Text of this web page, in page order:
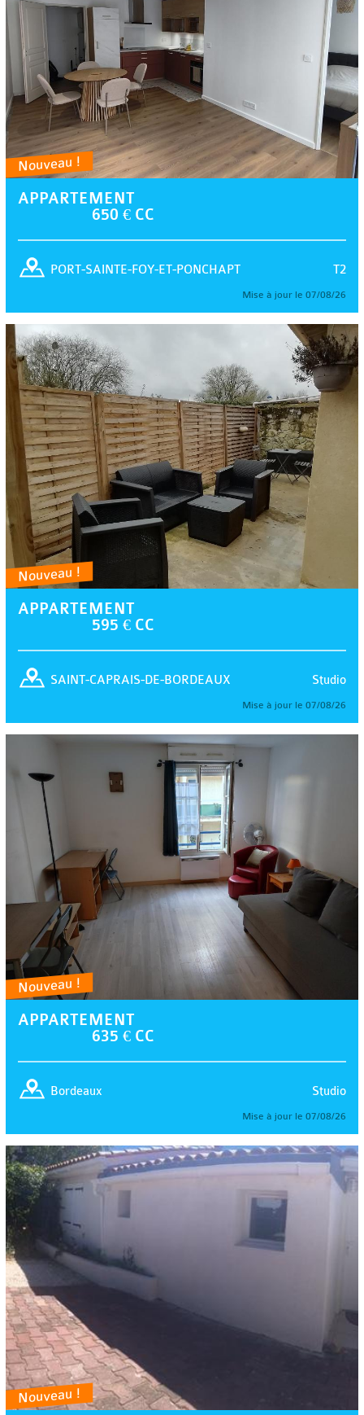
Nouveau !
APPARTEMENT
650 € CC
T2
PORT-SAINTE-FOY-ET-PONCHAPT
Mise à jour le 07/08/26
Nouveau !
APPARTEMENT
595 € CC
Studio
SAINT-CAPRAIS-DE-BORDEAUX
Mise à jour le 07/08/26
Nouveau !
APPARTEMENT
635 € CC
Studio
Bordeaux
Mise à jour le 07/08/26
Nouveau !